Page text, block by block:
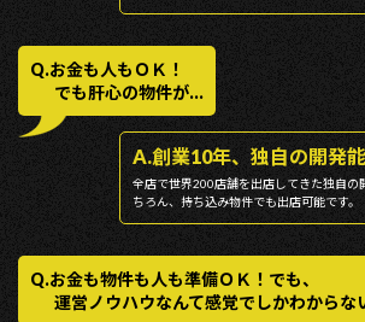
Q.お⾦も⼈もＯＫ！
でも肝⼼の物件が...
A.創業10年、独⾃の開発
全店で世界200店舗を出店してきた独自の
ちろん、持ち込み物件でも出店可能です。
Q.お⾦も物件も⼈も準備ＯＫ！でも、
運営ノウハウなんて感覚でしかわからな